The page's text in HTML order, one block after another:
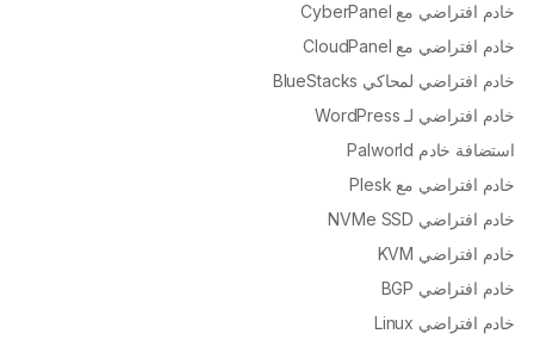
خادم افتراضي مع CyberPanel
خادم افتراضي مع CloudPanel
خادم افتراضي لمحاكي BlueStacks
خادم افتراضي لـ WordPress
استضافة خادم Palworld
خادم افتراضي مع Plesk
خادم افتراضي NVMe SSD
خادم افتراضي KVM
خادم افتراضي BGP
خادم افتراضي Linux